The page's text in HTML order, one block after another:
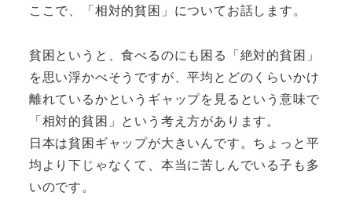
ここで、「相対的貧困」についてお話します。
貧困というと、食べるのにも困る「絶対的貧困」
を思い浮かべそうですが、平均とどのくらいかけ
離れているかというギャップを見るという意味で
「相対的貧困」という考え方があります。
日本は貧困ギャップが大きいんです。ちょっと平
均より下じゃなくて、本当に苦しんでいる子も多
いのです。